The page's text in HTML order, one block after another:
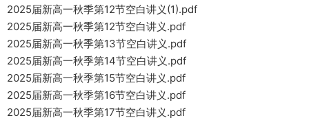
2025届新高一秋季第12节空白讲义(1).pdf
2025届新高一秋季第12节空白讲义.pdf
2025届新高一秋季第13节空白讲义.pdf
2025届新高一秋季第14节空白讲义.pdf
2025届新高一秋季第15节空白讲义.pdf
2025届新高一秋季第16节空白讲义.pdf
2025届新高一秋季第17节空白讲义.pdf